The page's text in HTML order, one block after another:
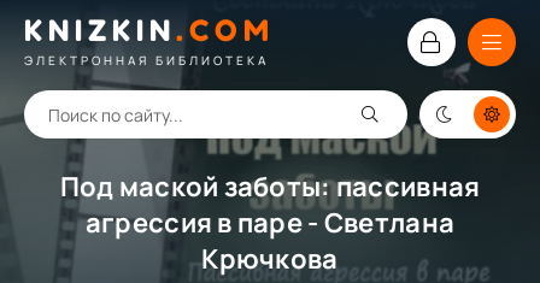
KNIZKIN.COM
ЭЛЕКТРОННАЯ БИБЛИОТЕКА
Под маской заботы: пассивная
агрессия в паре - Светлана
Крючкова